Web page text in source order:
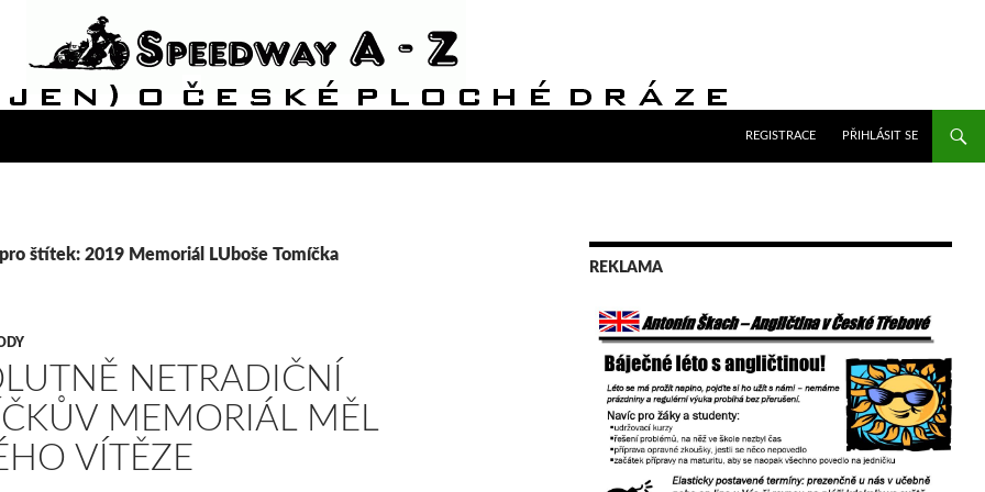
REGISTRACE
PŘIHLÁSIT SE
štítek: 2019 Memoriál LUboše Tomíčka
NETRADIČNÍ
MEMORIÁL MĚL
VÍTĚZE
REKLAMA